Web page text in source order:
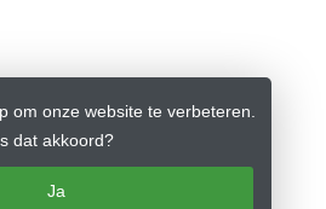
om onze website te verbeteren.
dat akkoord?
Ja